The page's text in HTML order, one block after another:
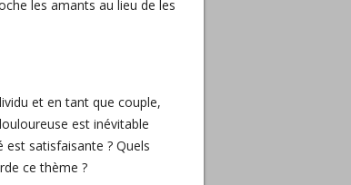
les amants au lieu de les
et en tant que couple,
est inévitable
est satisfaisante ? Quels
ce thème ?